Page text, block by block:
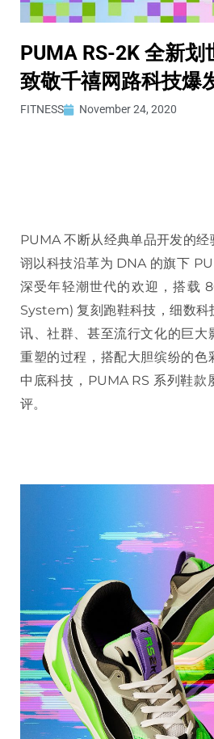
PUMA RS-2K 全新划
致敬千禧网路科技爆
FITNESS November 24, 2020
PUMA 不断从经典单品开发的经
诩以科技沿革为 DNA 的旗下
深受年轻潮世代的欢迎，搭载
System) 复刻跑鞋科技，细数科
讯、社群、甚至流行文化的巨大
重塑的过程，搭配大胆缤纷的色
中底科技，PUMA RS 系列鞋款
评。